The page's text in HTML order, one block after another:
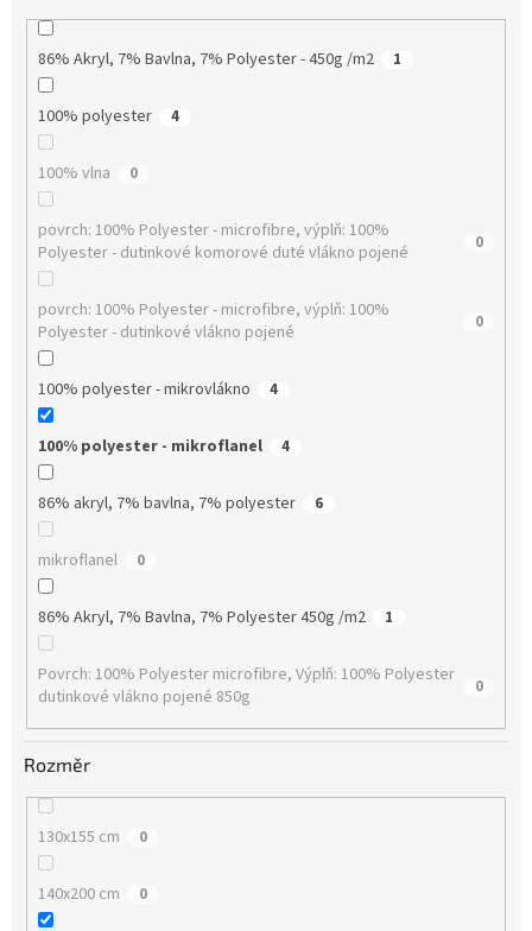
86% Akryl, 7% Bavlna, 7% Polyester - 450g /m2 1
100% polyester 4
100% vlna 0
povrch: 100% Polyester - microfibre, výplň: 100%
Polyester - dutinkové komorové duté vlákno pojené
0
povrch: 100% Polyester - microfibre, výplň: 100%
Polyester - dutinkové vlákno pojené
0
100% polyester - mikrovlákno 4
100% polyester - mikroflanel 4
86% akryl, 7% bavlna, 7% polyester 6
mikroflanel 0
86% Akryl, 7% Bavlna, 7% Polyester 450g /m2 1
Povrch: 100% Polyester microfibre, Výplň: 100% Polyester
dutinkové vlákno pojené 850g
0
Rozměr
130x155 cm 0
140x200 cm 0